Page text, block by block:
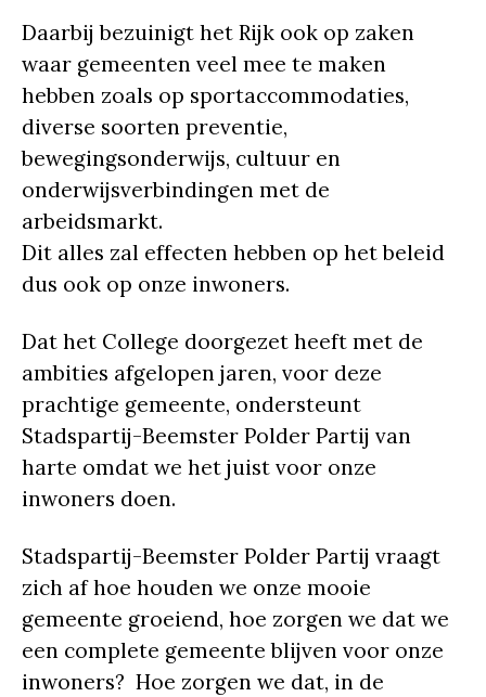
Daarbij bezuinigt het Rijk ook op zaken
waar gemeenten veel mee te maken
hebben zoals op sportaccommodaties,
diverse soorten preventie,
bewegingsonderwijs, cultuur en
onderwijsverbindingen met de
arbeidsmarkt.
Dit alles zal effecten hebben op het beleid
dus ook op onze inwoners.
Dat het College doorgezet heeft met de
ambities afgelopen jaren, voor deze
prachtige gemeente, ondersteunt
Stadspartij-Beemster Polder Partij van
harte omdat we het juist voor onze
inwoners doen.
Stadspartij-Beemster Polder Partij vraagt
zich af hoe houden we onze mooie
gemeente groeiend, hoe zorgen we dat we
een complete gemeente blijven voor onze
inwoners? Hoe zorgen we dat, in de